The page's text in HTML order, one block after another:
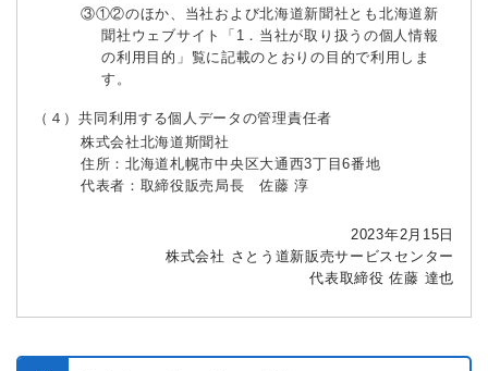
③①②のほか、当社および北海道新聞社とも北海道新
聞社ウェブサイト「1．当社が取り扱うの個人情報
の利用目的」覧に記載のとおりの目的で利用しま
す。
（４）共同利用する個人データの管理責任者
株式会社北海道斯聞社
住所：北海道札幌市中央区大通西3丁目6番地
代表者：取締役販売局長 佐藤 淳
2023年2月15日
株式会社 さとう道新販売サービスセンター
代表取締役 佐藤 達也